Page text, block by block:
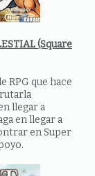
(Square
RPG que hace
llegar a
en llegar a
en Super